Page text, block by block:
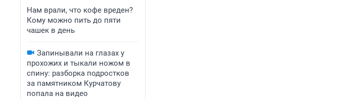
Нам врали, что кофе вреден?
Кому можно пить до пяти
чашек в день
Запинывали на глазах у
прохожих и тыкали ножом в
спину: разборка подростков
за памятником Курчатову
попала на видео